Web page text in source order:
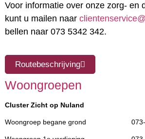
Voor informatie over onze zorg- en
kunt u mailen naar
bellen naar 073 5342 342.
Routebeschrijving
Woongroepen
Cluster Zicht op Nuland
Woongroep begane grond